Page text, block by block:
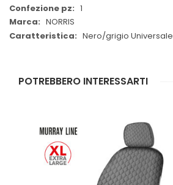
1
NORRIS
Nero/grigio Universale
POTREBBERO INTERESSARTI